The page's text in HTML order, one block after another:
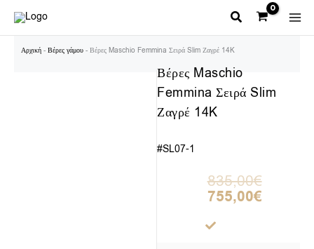
περιεχόμενο
Αρχική - Βέρες γάμου - Βέρες Maschio Femmina Σειρά Slim Ζαγρέ 14K
Βέρες Maschio
Femmina Σειρά Slim
Ζαγρέ 14K
#SL07-1
835,00€
Original
price
was:
835,00€.
755,00€
Η
τρέχουσα
τιμή
είναι:
755,00€.